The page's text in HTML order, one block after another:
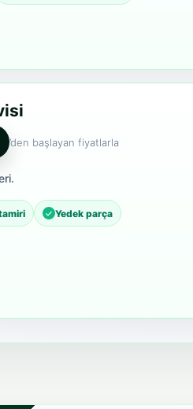
’den başlayan fiyatlarla
Yedek parça